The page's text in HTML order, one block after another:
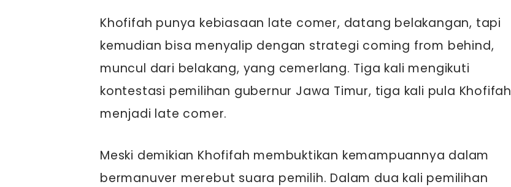
Khofifah punya kebiasaan late comer, datang belakangan, tapi
kemudian bisa menyalip dengan strategi coming from behind,
muncul dari belakang, yang cemerlang. Tiga kali mengikuti
kontestasi pemilihan gubernur Jawa Timur, tiga kali pula Khofifah
menjadi late comer.
Meski demikian Khofifah membuktikan kemampuannya dalam
bermanuver merebut suara pemilih. Dalam dua kali pemilihan